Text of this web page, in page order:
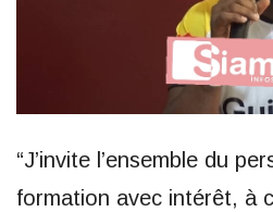
“J’invite l’ensemble du
formation avec intérêt, à